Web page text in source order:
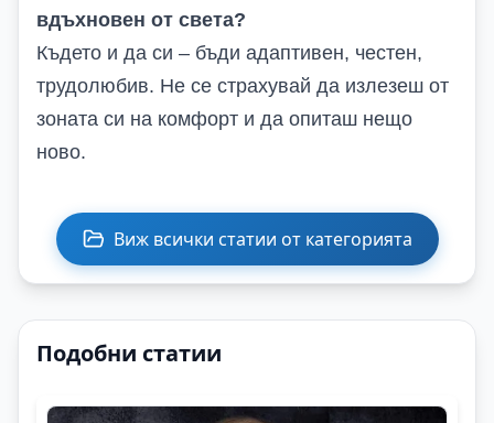
вдъхновен от света?
Където и да си – бъди адаптивен, честен,
трудолюбив. Не се страхувай да излезеш от
зоната си на комфорт и да опиташ нещо
ново.
Виж всички статии от категорията
Подобни статии